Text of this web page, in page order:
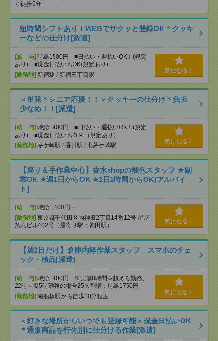
ら徒歩5分
短時間シフトあり！WEBでサクッと登録OK＊クッキ
ーなどの仕分け[派遣]
[給 与] 時給1500円 ■日払い・週払いOK！(規定
あり) ■現金日払いもOK(規定あり)
[勤務地] 新宿駅 / 新宿三丁目駅
気になる！
＜単発＊シニア応援！！＞クッキーの仕分け＊負担
少なめ！！[派遣]
[給 与] 時給1400円 ■日払い・週払いOK！(規定
あり) ■現金日払いもＯＫ（規定あり）
[勤務地] 茅ケ崎駅 / 香川駅 / 北茅ケ崎駅
気になる！
【座り＆手作業中心】香水shopの梱包スタッフ ★副
業OK ★週1日からOK ★1日1時間からOK[アルバイ
ト]
[給 与] 時給1,400円～
[勤務地] 東京都千代田区内神田2丁目14番12号 星屋
第六ビル402号（最寄り駅：神田駅）
気になる！
【週2日だけ】倉庫内軽作業スタッフ スマホのチェ
ック・検品[派遣]
[給 与] 時給1400円 ※実働8時間を超える勤務、
22時～翌5時勤務の場合25％割増：時給1750円
[勤務地] 南船橋駅から徒歩10分程度
気になる！
＜好きな場所からいつでも登録可能＞現金日払いOK
＊通販商品を行先別に仕分ける作業[派遣]